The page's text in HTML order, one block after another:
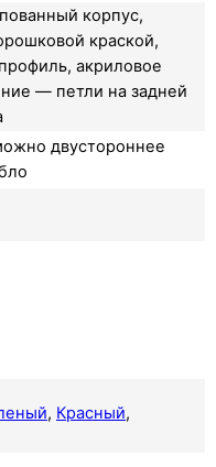
корпус,
краской,
акриловое
— петли на задней
двустороннее
, Красный,